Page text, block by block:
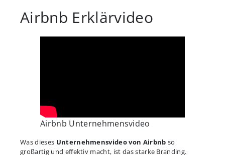
Airbnb Erklärvideo
Airbnb Unternehmensvideo
Was dieses Unternehmensvideo von Airbnb so
großartig und effektiv macht, ist das starke Branding.